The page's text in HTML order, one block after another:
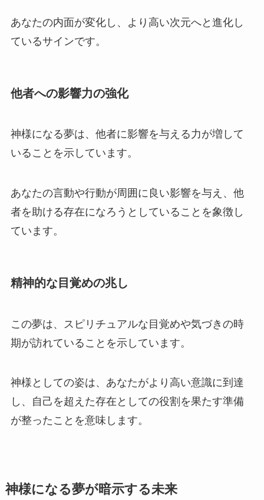
あなたの内面が変化し、より高い次元へと進化し
ているサインです。
他者への影響力の強化
神様になる夢は、他者に影響を与える力が増して
いることを示しています。
あなたの言動や行動が周囲に良い影響を与え、他
者を助ける存在になろうとしていることを象徴し
ています。
精神的な目覚めの兆し
この夢は、スピリチュアルな目覚めや気づきの時
期が訪れていることを示しています。
神様としての姿は、あなたがより高い意識に到達
し、自己を超えた存在としての役割を果たす準備
が整ったことを意味します。
神様になる夢が暗示する未来